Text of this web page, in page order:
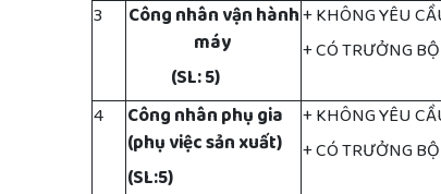
3
Công nhân vận hành
máy
(SL: 5)
+ KHÔNG YÊU
+ CÓ TRƯỞNG
4
Công nhân phụ gia
(phụ việc sản xuất)
(SL:5)
+ KHÔNG YÊU
+ CÓ TRƯỞNG